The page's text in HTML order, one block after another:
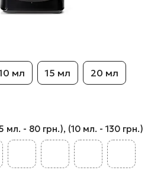
мл 15 мл 20 мл
- 80 грн.), (10 мл. - 130 грн.)